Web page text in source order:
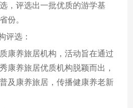
，评选出一批优质的游学基
份。
评选：
康养旅居机构，活动旨在通过
康养旅居优质机构脱颖而出，
及康养旅居，传播健康养老新